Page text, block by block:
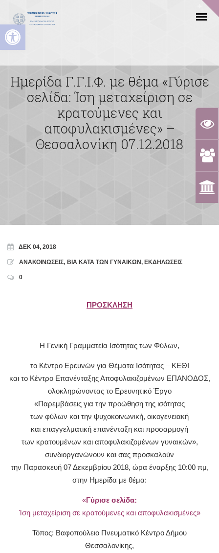
Ανοίξτε τη γραμμή εργαλείων
Ημερίδα Γ.Γ.Ι.Φ. με θέμα «Γύρισε
σελίδα: Ίση μεταχείριση σε
κρατούμενες και
αποφυλακισμένες» –
Θεσσαλονίκη 07.12.2018
ΔΕΚ 04, 2018
ΑΝΑΚΟΙΝΩΣΕΙΣ, ΒΙΑ ΚΑΤΑ ΤΩΝ ΓΥΝΑΙΚΩΝ, ΕΚΔΗΛΩΣΕΙΣ
0
ΠΡΟΣΚΛΗΣΗ
Η Γενική Γραμματεία Ισότητας των Φύλων,
το Κέντρο Ερευνών για Θέματα Ισότητας – ΚΕΘΙ
και το Κέντρο Επανένταξης Αποφυλακιζομένων ΕΠΑΝΟΔΟΣ,
ολοκληρώνοντας το Ερευνητικό Έργο
«Παρεμβάσεις για την προώθηση της ισότητας
των φύλων και την ψυχοκοινωνική, οικογενειακή
και επαγγελματική επανένταξη και προσαρμογή
των κρατουμένων και αποφυλακιζομένων γυναικών»,
συνδιοργανώνουν και σας προσκαλούν
την Παρασκευή 07 Δεκεμβρίου 2018, ώρα έναρξης 10:00 πμ,
στην Ημερίδα με θέμα:
«Γύρισε σελίδα:
Ίση μεταχείριση σε κρατούμενες και αποφυλακισμένες»
Τόπος: Βαφοπούλειο Πνευματικό Κέντρο Δήμου
Θεσσαλονίκης,